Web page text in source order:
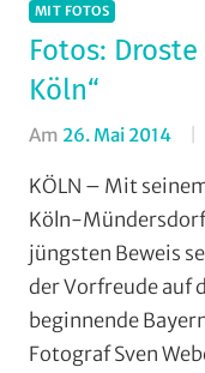
MIT FOTOS
Fotos:
Köln“
Am 26. Mai 2014
KÖLN – Mit
Köln-
jüngsten Beweis
der Vorfreude auf
beginnende
Fotograf Sven